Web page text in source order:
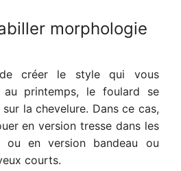
morphologie
créer le style qui vous
au printemps, le foulard se
la chevelure. Dans ce cas,
en version tresse dans les
ou en version bandeau ou
courts.